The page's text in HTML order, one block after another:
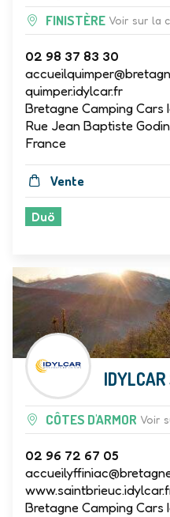
FINISTÈRE Voir sur la
02 98 37 83 30
quimper.idylcar.fr
Bretagne Camping Cars
Rue Jean Baptiste
France
Vente
Duö
CÔTES D'ARMOR Voir
02 96 72 67 05
Bretagne Camping Cars